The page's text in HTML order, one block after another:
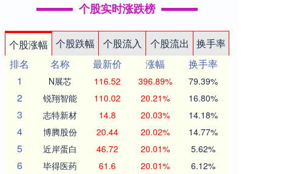
个股实时涨跌榜
个股涨幅 个股跌幅 个股流入 个股流出
换手率
排名
名称 最新价 涨幅
换手率
1
N展芯 116.52 396.89% 79.39%
2 锐翔智能 110.02 20.21% 16.80%
3 志特新材 14.8 20.03% 14.18%
4 博腾股份 20.44 20.02% 14.77%
5 近岸蛋白 46.72 20.01% 5.62%
6 毕得医药 61.6 20.01% 6.12%